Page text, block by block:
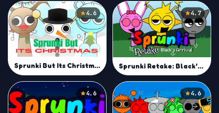
4.6
Sprunki But Its Christmas
4.7
Sprunki Retake: Black’s Arrival
4.6 4.6